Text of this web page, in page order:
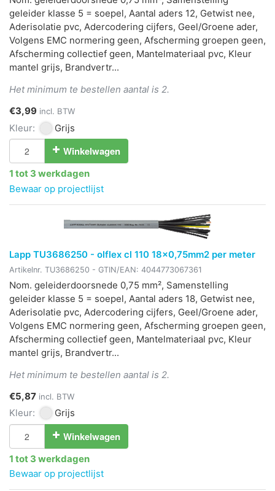
geleider klasse 5 = soepel, Aantal aders 12, Getwist nee,
Aderisolatie pvc, Adercodering cijfers, Geel/Groene ader,
Volgens EMC normering geen, Afscherming groepen geen,
Afscherming collectief geen, Mantelmateriaal pvc, Kleur
mantel grijs, Brandvertr...
Het minimum te bestellen aantal is 2.
€3,99 incl. BTW
Kleur: Grijs
Winkelwagen
1 tot 3 werkdagen
Bewaar op projectlijst
Lapp TU3686250 - olflex cl 110 18x0,75mm2 per meter
Artikelnr. TU3686250 - GTIN/EAN: 4044773067361
Nom. geleiderdoorsnede 0,75 mm², Samenstelling
geleider klasse 5 = soepel, Aantal aders 18, Getwist nee,
Aderisolatie pvc, Adercodering cijfers, Geel/Groene ader,
Volgens EMC normering geen, Afscherming groepen geen,
Afscherming collectief geen, Mantelmateriaal pvc, Kleur
mantel grijs, Brandvertr...
Het minimum te bestellen aantal is 2.
€5,87 incl. BTW
Kleur: Grijs
Winkelwagen
1 tot 3 werkdagen
Bewaar op projectlijst